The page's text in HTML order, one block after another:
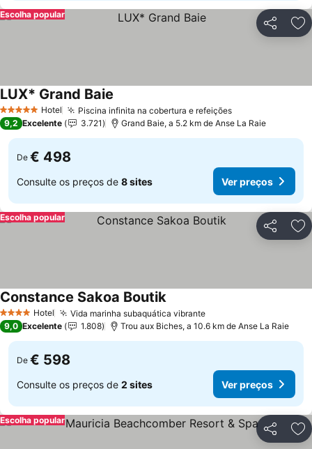
Partilhar
Escolha popular
5 Estrelas Hotel Piscina infinita na cobertura e refeiçõesVer preços
LUX* Grand Baie
9,2 Excelente 3.721 Grand Baie, a 5.2 km de Anse La Raie
De € 498
Consulte os preços de 8 sites Ver preços
Partilhar
Escolha popular
4 EstrelasHotel Vida marinha subaquática vibranteVer preços
Constance Sakoa BoutikVer preços
9,0 Excelente 1.808 Trou aux Biches, a 10.6 km de Anse La Raie
De € 598
Consulte os preços de 2 sites Ver preços
Partilhar
Escolha popular